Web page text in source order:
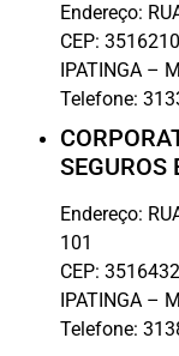
Endereço:
CEP:
IPATINGA –
Telefone:
SEGUROS
Endereço:
101
CEP:
IPATINGA –
Telefone: